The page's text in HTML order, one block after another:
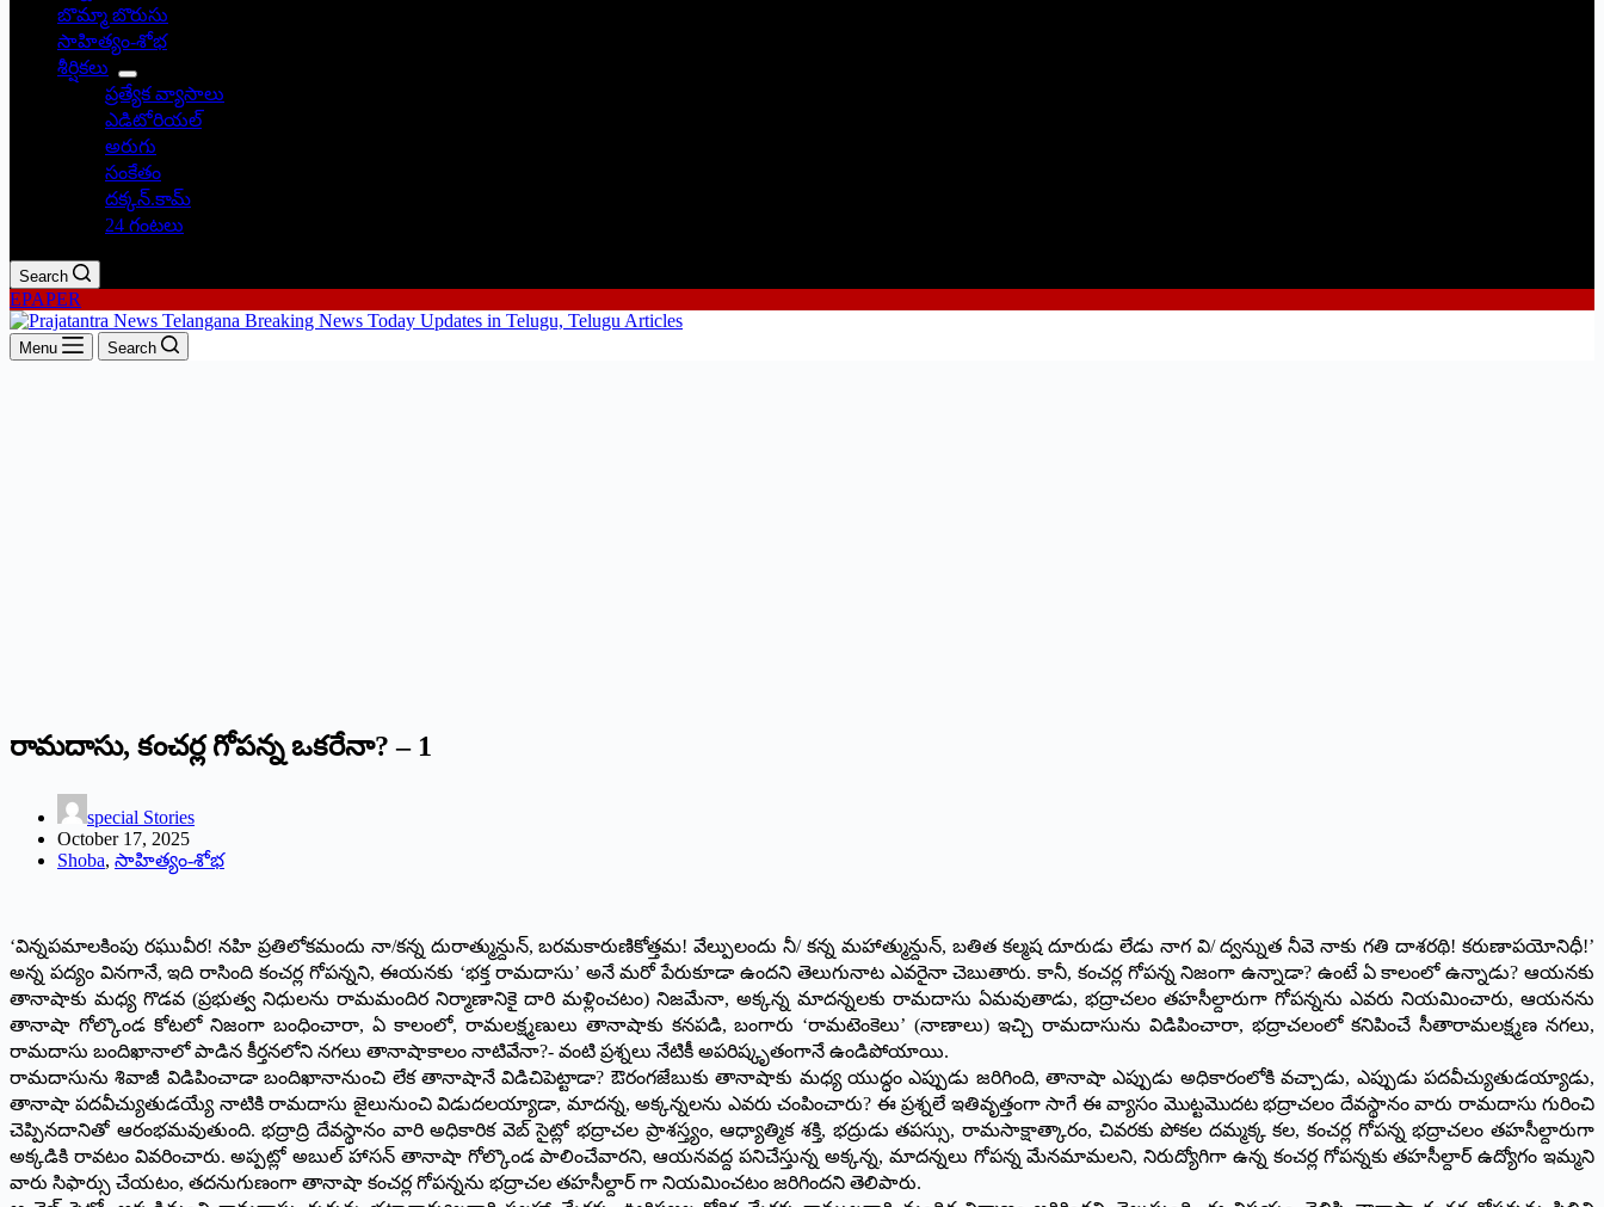
బొమ్మా బొరుసు
సాహిత్యం-శోభ
శీర్షికలు
ప్రత్యేక వ్యాసాలు
ఎడిటోరియల్
అరుగు
సంకేతం
దక్కన్.కామ్
24 గంటలు
Search
EPAPER
Menu Search
రామదాసు, కంచర్ల గోపన్న ఒకరేనా? – 1
special Stories
October 17, 2025
Shoba, సాహిత్యం-శోభ
‘విన్నపమాలకింపు రఘువీర! నహి ప్రతిలోకమందు నా/కన్న దురాత్మున్దున్, బరమకారుణికోత్తమ! వేల్పులందు నీ/ కన్న మహాత్మున్దున్, బతిత కల్మష దూరుడు లేడు నాగ వి/ ద్వన్నుత నీవె నాకు గతి దాశరథి! కరుణాపయోనిధీ!’
అన్న పద్యం వినగానే, ఇది రాసింది కంచర్ల గోపన్నని, ఈయనకు ‘భక్త రామదాసు’ అనే మరో పేరుకూడా ఉందని తెలుగునాట ఎవరైనా చెబుతారు. కానీ, కంచర్ల గోపన్న నిజంగా ఉన్నాడా? ఉంటే ఏ కాలంలో ఉన్నాడు? ఆయనకు
తానాషాకు మధ్య గొడవ (ప్రభుత్వ నిధులను రామమందిర నిర్మాణానికై దారి మళ్లించటం) నిజమేనా, అక్కన్న మాదన్నలకు రామదాసు ఏమవుతాడు, భద్రాచలం తహసీల్దారుగా గోపన్నను ఎవరు నియమించారు, ఆయనను
తానాషా గోల్కొండ కోటలో నిజంగా బంధించారా, ఏ కాలంలో, రామలక్ష్మణులు తానాషాకు కనపడి, బంగారు ‘రామటెంకెలు’ (నాణాలు) ఇచ్చి రామదాసును విడిపించారా, భద్రాచలంలో కనిపించే సీతారామలక్ష్మణ నగలు,
రామదాసు బందిఖానాలో పాడిన కీర్తనలోని నగలు తానాషాకాలం నాటివేనా?- వంటి ప్రశ్నలు నేటికీ అపరిష్కృతంగానే ఉండిపోయాయి.
రామదాసును శివాజీ విడిపించాడా బందిఖానానుంచి లేక తానాషానే విడిచిపెట్టాడా? ఔరంగజేబుకు తానాషాకు మధ్య యుద్ధం ఎప్పుడు జరిగింది, తానాషా ఎప్పుడు అధికారంలోకి వచ్చాడు, ఎప్పుడు పదవీచ్యుతుడయ్యాడు,
తానాషా పదవీచ్యుతుడయ్యే నాటికి రామదాసు జైలునుంచి విడుదలయ్యాడా, మాదన్న, అక్కన్నలను ఎవరు చంపించారు? ఈ ప్రశ్నలే ఇతివృత్తంగా సాగే ఈ వ్యాసం మొట్టమొదట భద్రాచలం దేవస్థానం వారు రామదాసు గురించి
చెప్పినదానితో ఆరంభమవుతుంది. భద్రాద్రి దేవస్థానం వారి అధికారిక వెబ్ సైట్లో భద్రాచల ప్రాశస్త్యం, ఆధ్యాత్మిక శక్తి, భద్రుడు తపస్సు, రామసాక్షాత్కారం, చివరకు పోకల దమ్మక్క కల, కంచర్ల గోపన్న భద్రాచలం తహసీల్దారుగా
అక్కడికి రావటం వివరించారు. అప్పట్లో అబుల్ హాసన్ తానాషా గోల్కొండ పాలించేవారని, ఆయనవద్ద పనిచేస్తున్న అక్కన్న, మాదన్నలు గోపన్న మేనమామలని, నిరుద్యోగిగా ఉన్న కంచర్ల గోపన్నకు తహసీల్దార్ ఉద్యోగం ఇమ్మని
వారు సిఫార్సు చేయటం, తదనుగుణంగా తానాషా కంచర్ల గోపన్నను భద్రాచల తహసీల్దార్ గా నియమించటం జరిగిందని తెలిపారు.